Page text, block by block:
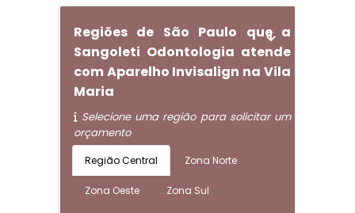
Regiões de São Paulo que a
Sangoleti Odontologia atende
com Aparelho Invisalign na Vila
Maria
Selecione uma região para solicitar um
orçamento
Região Central Zona Norte
Zona Oeste Zona Sul